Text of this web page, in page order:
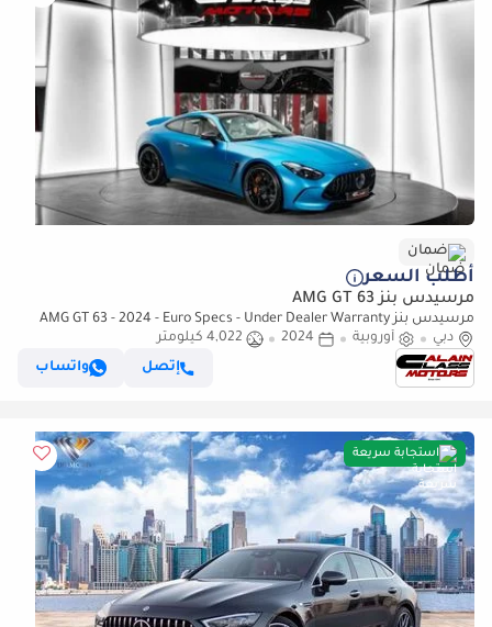
ضمان
أطلب السعر
مرسيدس بنز AMG GT 63
مرسيدس بنز AMG GT 63 - 2024 - Euro Specs - Under Dealer Warranty
دبي
أوروبية 2024
4,022 كيلومتر
إتصل
واتساب
استجابة سريعة